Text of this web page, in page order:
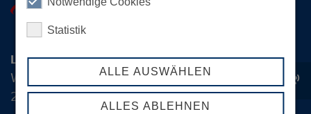
record_voice_over
Statistik
ALLE AUSWÄHLEN
ALLES ABLEHNEN
Logistik-Initiative Hamburg Management GmbH
Wexstraße 7
20355 Hamburg